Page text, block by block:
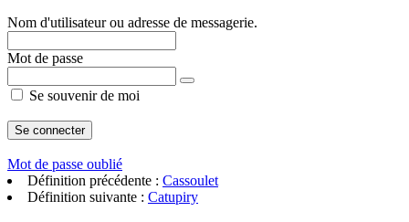
Nom d'utilisateur ou adresse de messagerie.
Mot de passe
Se souvenir de moi
Mot de passe oublié
Définition précédente : Cassoulet
Définition suivante : Catupiry